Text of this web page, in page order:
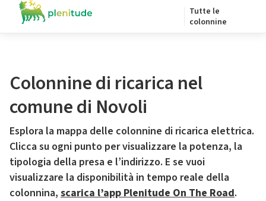
Tutte le
colonnine
Colonnine di ricarica nel
comune di Novoli
Esplora la mappa delle colonnine di ricarica elettrica.
Clicca su ogni punto per visualizzare la potenza, la
tipologia della presa e l’indirizzo. E se vuoi
visualizzare la disponibilità in tempo reale della
colonnina, scarica l’app Plenitude On The Road.